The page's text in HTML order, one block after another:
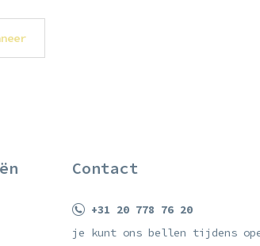
Contact
+31 20 778 76 20
je kunt ons bellen tijdens